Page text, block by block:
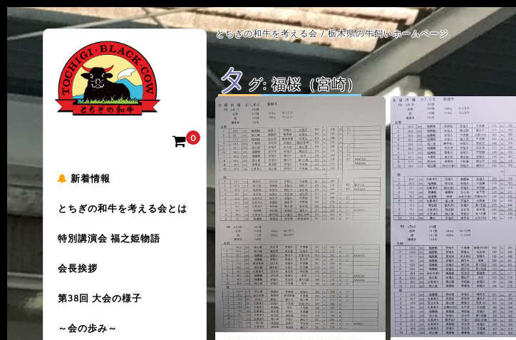
とちぎの和牛を考える会 / 栃木県の牛飼いホームページ
0
新着情報
とちぎの和牛を考える会とは
特別講演会 福之姫物語
会長挨拶
第38回 大会の様子
～会の歩み～
タ グ:福桜（宮崎）